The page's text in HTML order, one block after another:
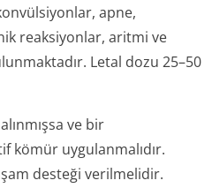
apne,
reaksiyonlar, aritmi ve
Letal dozu 25–50
ve bir
kömür uygulanmalıdır.
desteği verilmelidir.